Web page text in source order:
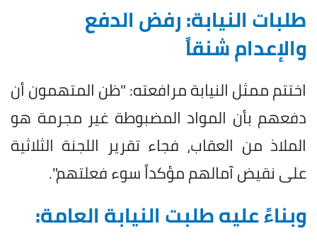
طلبات النيابة: رفض الدفع
والإعدام شنقاً
اختتم ممثل النيابة مرافعته: "ظن المتهمون أن
دفعهم بأن المواد المضبوطة غير مجرمة هو
الملاذ من العقاب، فجاء تقرير اللجنة الثلاثية
على نقيض آمالهم مؤكداً سوء فعلتهم".
وبناءً عليه طلبت النيابة العامة: